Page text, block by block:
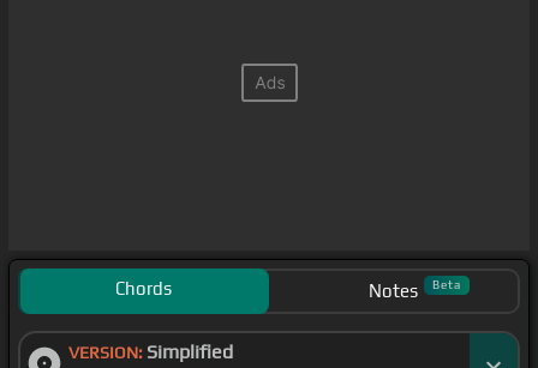
Chords Notes Beta
VERSION: Simplified